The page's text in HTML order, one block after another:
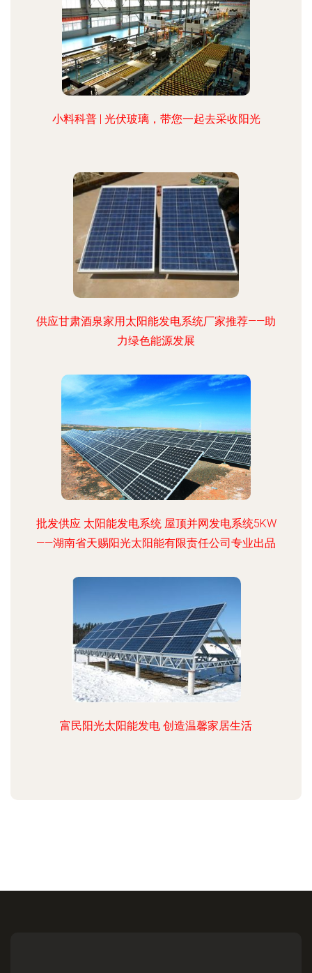
小料科普 | 光伏玻璃，带您一起去采收阳光
供应甘肃酒泉家用太阳能发电系统厂家推荐——助
力绿色能源发展
批发供应 太阳能发电系统 屋顶并网发电系统5KW
——湖南省天赐阳光太阳能有限责任公司专业出品
富民阳光太阳能发电 创造温馨家居生活